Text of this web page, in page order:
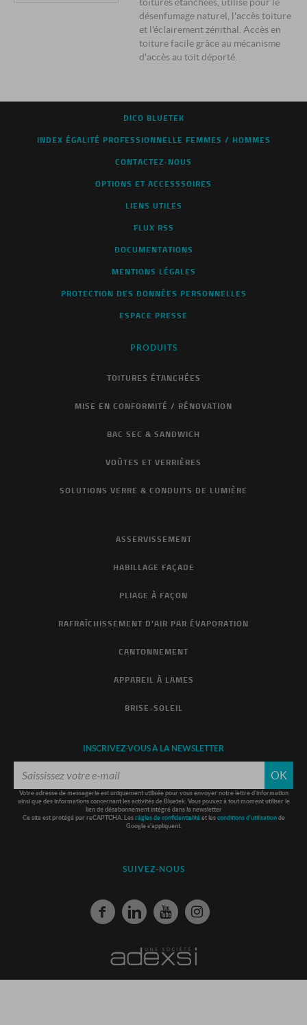
désenfumage naturel, l'accès toiture
et l'éclairement zénithal. Accès en
toiture facile grâce au mécanisme
d'accès au toit déporté.
DICO BLUETEK
INDEX ÉGALITÉ PROFESSIONNELLE FEMMES / HOMMES
CONTACTEZ-NOUS
OPTIONS ET ACCESSSOIRES
LIENS UTILES
FLUX RSS
DOCUMENTATIONS
MENTIONS LÉGALES
PROTECTION DES DONNÉES PERSONNELLES
ESPACE PRESSE
PRODUITS
TOITURES ÉTANCHÉES
MISE EN CONFORMITÉ / RÉNOVATION
BAC SEC & SANDWICH
VOÛTES ET VERRIÈRES
SOLUTIONS VERRE & CONDUITS DE LUMIÈRE
ASSERVISSEMENT
HABILLAGE FAÇADE
PLIAGE À FAÇON
RAFRAÎCHISSEMENT D'AIR PAR ÉVAPORATION
CANTONNEMENT
APPAREIL À LAMES
BRISE-SOLEIL
INSCRIVEZ-VOUS À LA NEWSLETTER
OK
Votre adresse de messagerie est uniquement utilisée pour vous envoyer notre lettre d'information
ainsi que des informations concernant les activités de Bluetek. Vous pouvez à tout moment utiliser le
lien de désabonnement intégré dans la newsletter
Ce site est protégé par reCAPTCHA. Les règles de confidentialitéet les conditions d'utilisationde
Google s'appliquent.
SUIVEZ-NOUS